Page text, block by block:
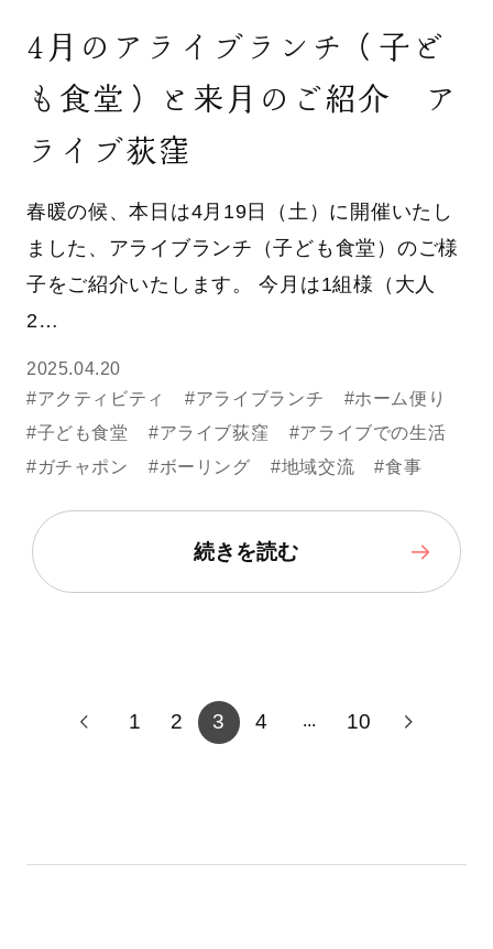
4月のアライブランチ（子ど
も食堂）と来月のご紹介 ア
ライブ荻窪
春暖の候、本日は4月19日（土）に開催いたし
ました、アライブランチ（子ども食堂）のご様
子をご紹介いたします。 今月は1組様（大人
2…
2025.04.20
#アクティビティ
#アライブランチ
#ホーム便り
#子ども食堂
#アライブ荻窪
#アライブでの生活
#ガチャポン
#ボーリング #地域交流 #食事
続きを読む
1 2 3 4 ... 10